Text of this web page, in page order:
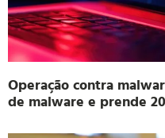
Operação contra
de malware e prende